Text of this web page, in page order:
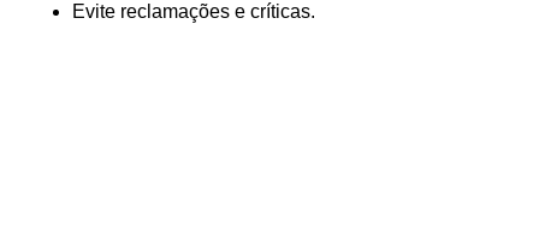
Evite reclamações e críticas.